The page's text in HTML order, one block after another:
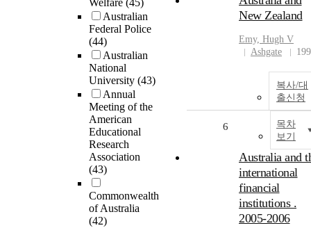
Welfare (45)
Australian
Federal Police
(44)
Australian
National
University (43)
Annual
Meeting of the
American
Educational
Research
Association
(43)
Commonwealth
of Australia
(42)
New Zealand
Emy, Hugh V
Ashgate
복사/대
출신청
목차
보기
6
Australia and
international
financial
institutions .
2005-2006